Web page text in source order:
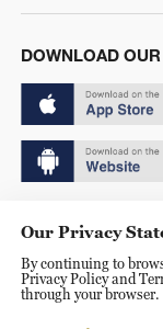
DOWNLOAD
京ICP备20000184号
京公网安备
Our Privacy
By continuing to
Privacy Policy and
through your browser.